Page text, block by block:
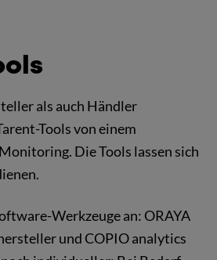
als auch Händler
Tools von einem
Die Tools lassen sich
Werkzeuge an: ORAYA
und COPIO analytics